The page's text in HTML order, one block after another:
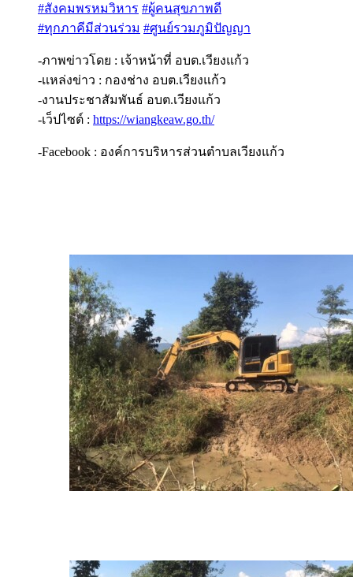
#สังคมพรหมวิหาร #ผู้คนสุขภาพดี
#ทุกภาคีมีส่วนร่วม #ศูนย์รวมภูมิปัญญา
-ภาพข่าวโดย : เจ้าหน้าที่ อบต.เวียงแก้ว
-เเหล่งข่าว : กองช่าง อบต.เวียงแก้ว
-งานประชาสัมพันธ์ อบต.เวียงแก้ว
-เว็ปไซต์ : https://wiangkeaw.go.th/
-Facebook : องค์การบริหารส่วนตำบลเวียงแก้ว